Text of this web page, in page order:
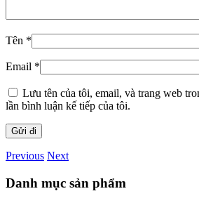
Tên *
Email *
Lưu tên của tôi, email, và trang web
lần bình luận kế tiếp của tôi.
Previous Next
Danh mục sản phẩm